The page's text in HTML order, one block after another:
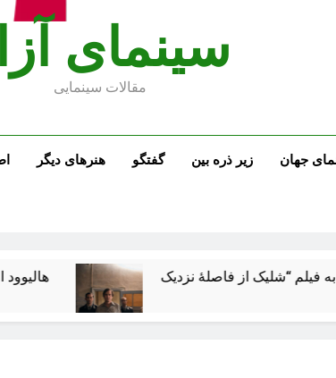
سينماى
مقالات سينمايى
جهان زیر ذره بین گفتگو هنرهای دیگر
هالیوود امروز؛ از